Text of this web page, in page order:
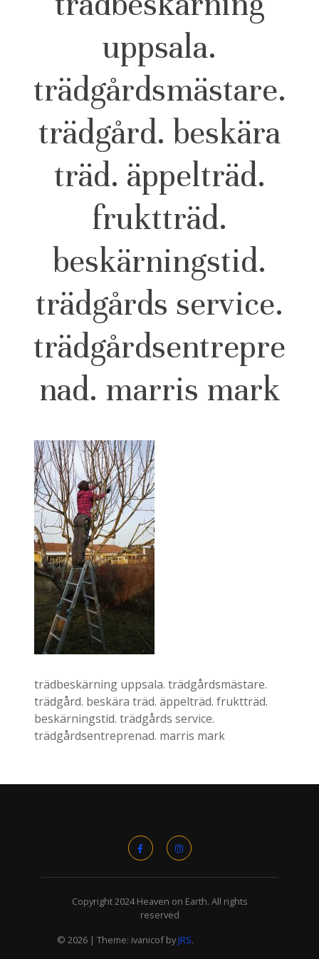
uppsala.
trädgårdsmästare.
trädgård. beskära
träd. äppelträd.
fruktträd.
beskärningstid.
trädgårds service.
trädgårdsentrepre
nad. marris mark
trädbeskärning uppsala. trädgårdsmästare.
trädgård. beskära träd. äppelträd. fruktträd.
beskärningstid. trädgårds service.
trädgårdsentreprenad. marris mark
Copyright 2024 Heaven on Earth. All rights
reserved
© 2026 | Theme: ivanicof byJRS.